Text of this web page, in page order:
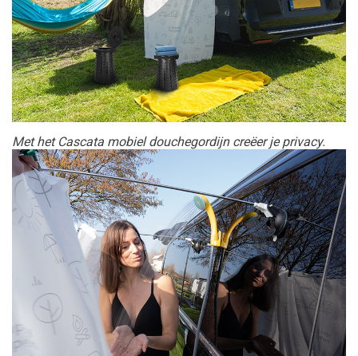
Met het Cascata mobiel douchegordijn creëer je privacy.